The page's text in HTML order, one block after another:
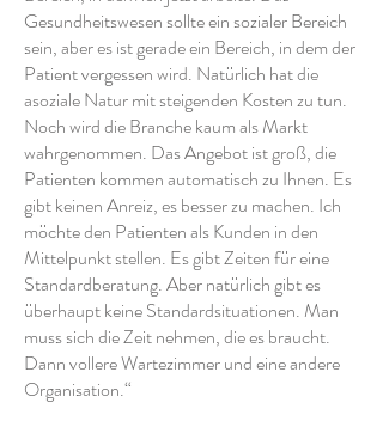
Gesundheitswesen sollte ein sozialer Bereich
sein, aber es ist gerade ein Bereich, in dem der
Patient vergessen wird. Natürlich hat die
asoziale Natur mit steigenden Kosten zu tun.
Noch wird die Branche kaum als Markt
wahrgenommen. Das Angebot ist groß, die
Patienten kommen automatisch zu Ihnen. Es
gibt keinen Anreiz, es besser zu machen. Ich
möchte den Patienten als Kunden in den
Mittelpunkt stellen. Es gibt Zeiten für eine
Standardberatung. Aber natürlich gibt es
überhaupt keine Standardsituationen. Man
muss sich die Zeit nehmen, die es braucht.
Dann vollere Wartezimmer und eine andere
Organisation.“